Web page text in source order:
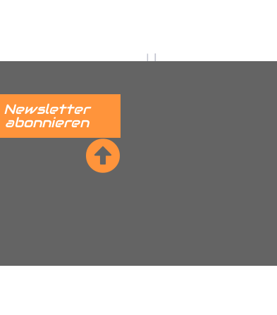
Newsletter
abonnieren